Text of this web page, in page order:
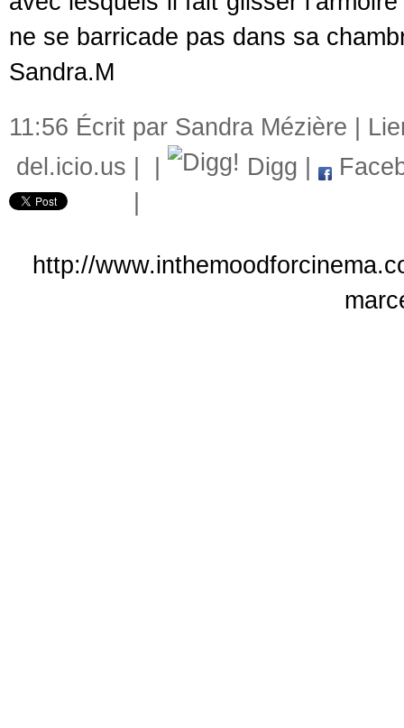
ne se barricade pas dans sa
Sandra.M
11:56 Écrit par Sandra Mézière |
del.icio.us
Digg
http://